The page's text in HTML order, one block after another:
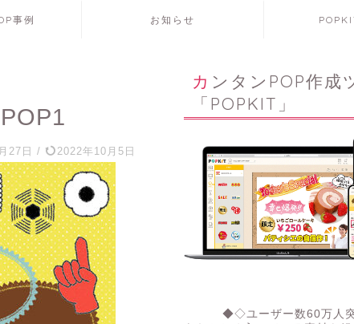
事例 お知らせ
27日 / 2022年10月5日
カンタンPOP作成ツール
「POPKIT」
◆◇ユーザー数60万人